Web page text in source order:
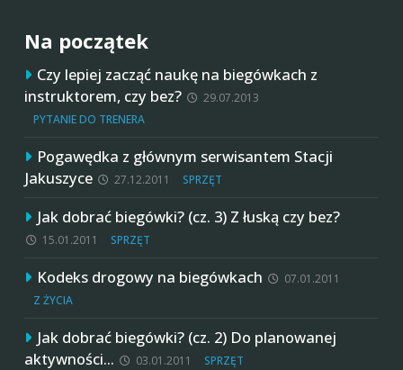
Na początek
Czy lepiej zacząć naukę na biegówkach z
instruktorem, czy bez?
29.07.2013
PYTANIE DO TRENERA
Pogawędka z głównym serwisantem Stacji
Jakuszyce
27.12.2011 SPRZĘT
Jak dobrać biegówki? (cz. 3) Z łuską czy bez?
15.01.2011 SPRZĘT
Kodeks drogowy na biegówkach
07.01.2011
Z ŻYCIA
Jak dobrać biegówki? (cz. 2) Do planowanej
aktywności…
03.01.2011 SPRZĘT